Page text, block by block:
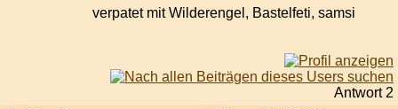
verpatet mit Wilderengel, Bastelfeti, samsi
Antwort 2